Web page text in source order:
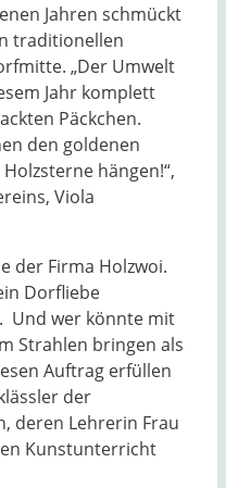
Jahren schmückt
traditionellen
„Der Umwelt
Jahr komplett
Päckchen.
den goldenen
hängen!“,
Viola
der Firma Holzwoi.
Dorfliebe
Und wer könnte mit
Strahlen bringen als
Auftrag erfüllen
der
deren Lehrerin Frau
Kunstunterricht